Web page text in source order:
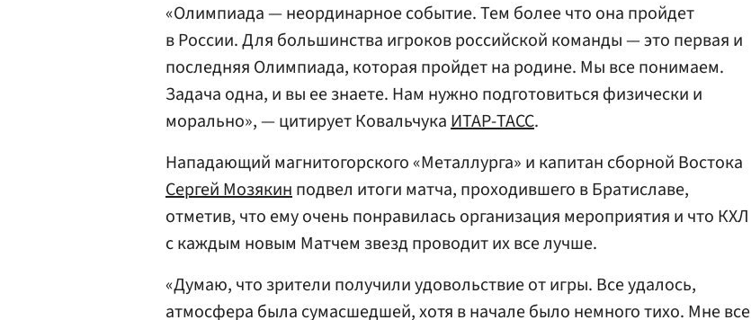
«Олимпиада — неординарное событие. Тем более что она пройдет
в России. Для большинства игроков российской команды — это первая и
последняя Олимпиада, которая пройдет на родине. Мы все понимаем.
Задача одна, и вы ее знаете. Нам нужно подготовиться физически и
морально», — цитирует КовальчукаИТАР-ТАСС.
Нападающий магнитогорского «Металлурга» и капитан сборной Востока
Сергей Мозякинподвел итоги матча, проходившего в Братиславе,
отметив, что ему очень понравилась организация мероприятия и что КХЛ
с каждым новым Матчем звезд проводит их все лучше.
«Думаю, что зрители получили удовольствие от игры. Все удалось,
атмосфера была сумасшедшей, хотя в начале было немного тихо. Мне все